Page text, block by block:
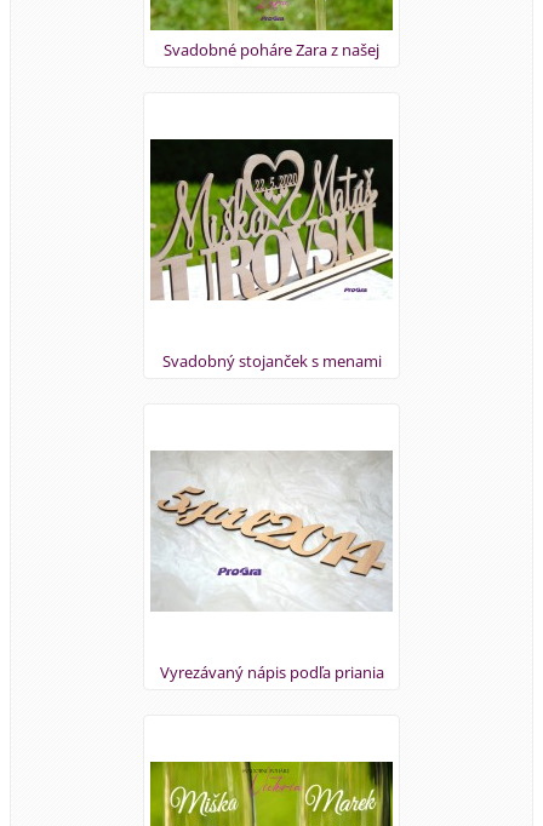
Svadobné poháre Zara z našej
Svadobný stojanček s menami
Vyrezávaný nápis podľa priania